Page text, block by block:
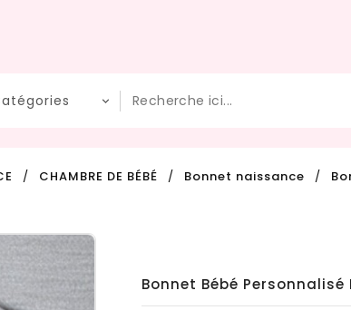
CHAMBRE DE BÉBÉ Bonnet naissance
Bonnet Bébé Personnalisé